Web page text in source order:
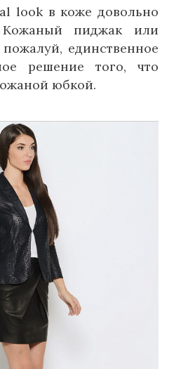
look в коже довольно
Кожаный пиджак или
пожалуй, единственное
решение того, что
юбкой.